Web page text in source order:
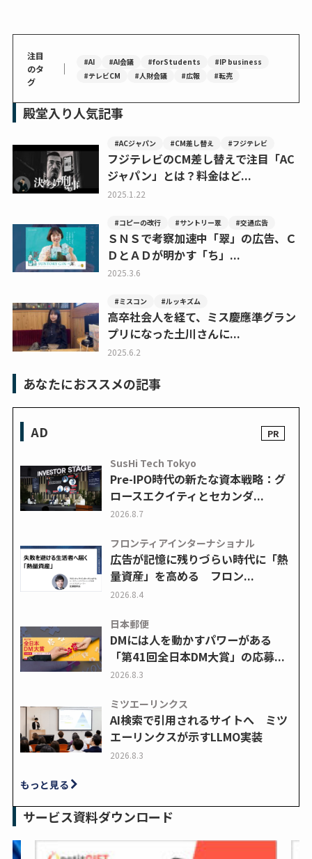
注目
のタ
グ
｜ #AI #AI会議 #forStudents
#IP business
#テレビCM
#人財会議 #広報 #転売
殿堂入り人気記事
#ACジャパン #CM差し替え #フジテレビ
フジテレビのCM差し替えで注目「AC
ジャパン」とは？料金はど...
2025.1.22
#コピーの改行 #サントリー翠 #交通広告
ＳＮＳで考察加速中「翠」の広告、Ｃ
ＤとＡＤが明かす「ち」...
2025.3.6
#ミスコン #ルッキズム
高卒社会人を経て、ミス慶應準グラン
プリになった土川さんに...
2025.6.2
あなたにおススメの記事
AD
SusHi Tech Tokyo
Pre-IPO時代の新たな資本戦略：グ
ロースエクイティとセカンダ...
2026.8.7
フロンティアインターナショナル
広告が記憶に残りづらい時代に「熱
量資産」を高める フロン...
2026.8.4
日本郵便
DMには人を動かすパワーがある
「第41回全日本DM大賞」の応募...
2026.8.3
ミツエーリンクス
AI検索で引用されるサイトへ ミツ
エーリンクスが示すLLMO実装
2026.8.3
もっと見る
サービス資料ダウンロード